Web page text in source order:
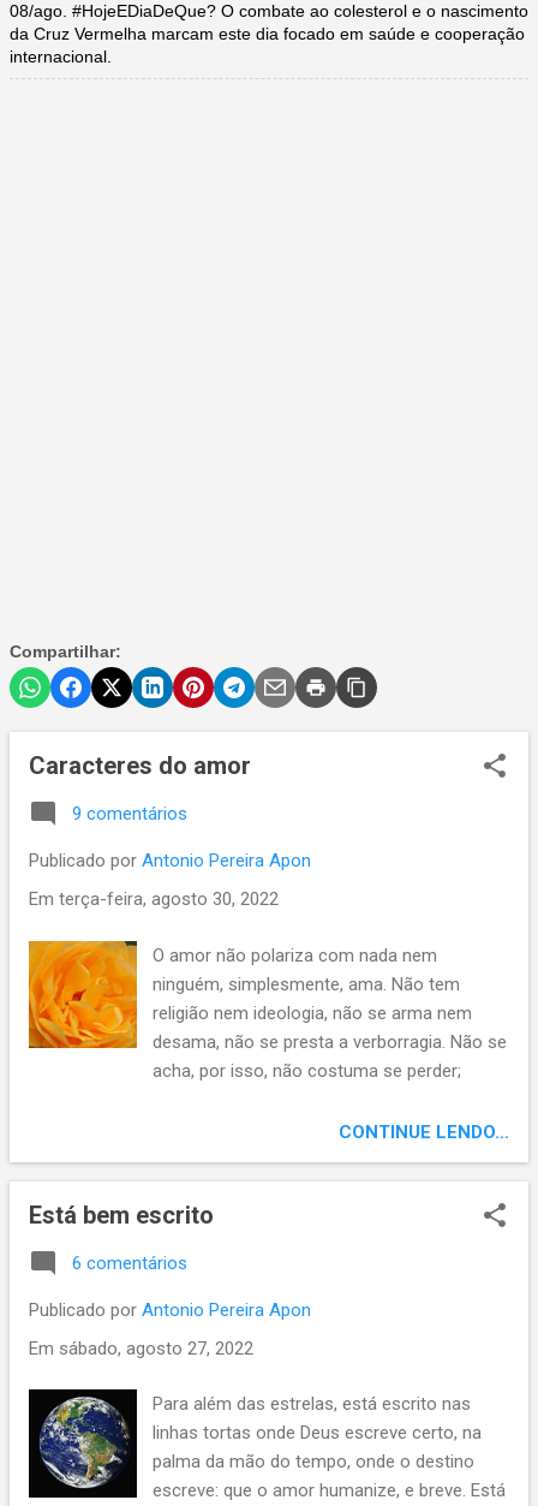
08/ago. #HojeEDiaDeQue? O combate ao colesterol e o nascimento
da Cruz Vermelha marcam este dia focado em saúde e cooperação
internacional.
Compartilhar:
Caracteres do amor
9 comentários
Publicado por Antonio Pereira Apon
Em terça-feira, agosto 30, 2022
O amor não polariza com nada nem
ninguém, simplesmente, ama. Não tem
religião nem ideologia, não se arma nem
desama, não se presta a verborragia. Não se
acha, por isso, não costuma se perder;
falseia; não impõe, propõe, semeia!
CONTINUE LENDO...
Está bem escrito
6 comentários
Publicado por Antonio Pereira Apon
Em sábado, agosto 27, 2022
Para além das estrelas, está escrito nas
linhas tortas onde Deus escreve certo, na
palma da mão do tempo, onde o destino
escreve: que o amor humanize, e breve. Está